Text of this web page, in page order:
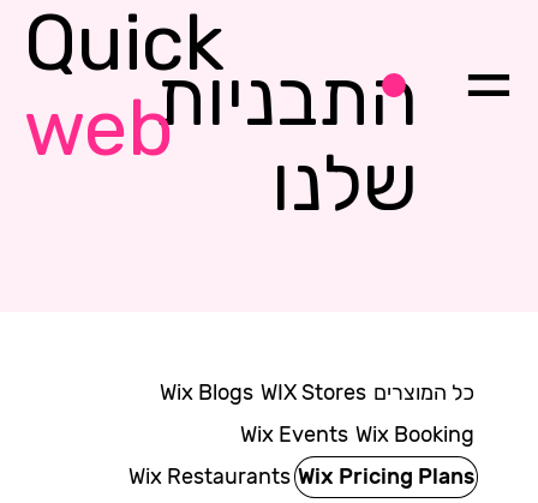
Quick
web
כל המוצרים WIX Stores
Wix Blogs
Wix Booking
Wix Events
Wix Pricing Plans
Wix Restaurants
התבניות
שלנו